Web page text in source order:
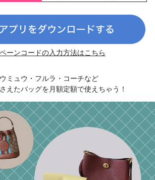
ーンコードの入力方法はこちら
ミュウ・フルラ・コーチなど
えたバッグを月額定額で使えちゃう！